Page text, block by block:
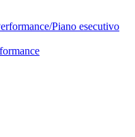
Piano esecutivo